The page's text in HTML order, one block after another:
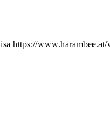
https://